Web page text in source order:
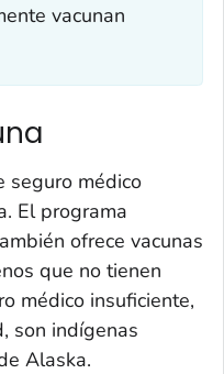
vacunan
seguro médico
El programa
ofrece vacunas
que no tienen
médico insuficiente,
son indígenas
Alaska.